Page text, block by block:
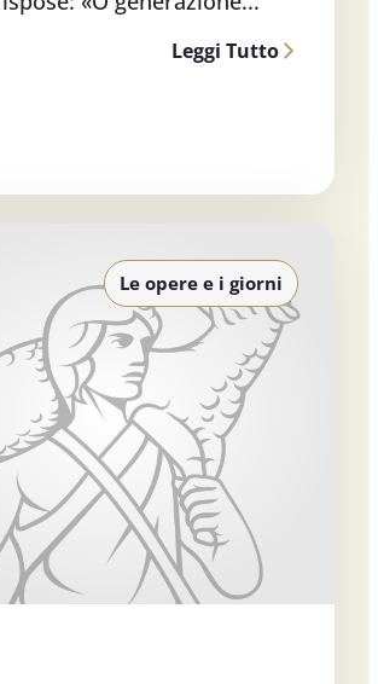
Leggi Tutto
Le opere e i giorni